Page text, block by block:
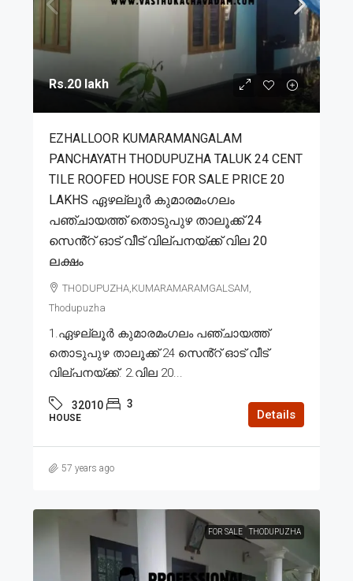
Rs.20 lakh
EZHALLOOR KUMARAMANGALAM
PANCHAYATH THODUPUZHA TALUK 24 CENT
TILE ROOFED HOUSE FOR SALE PRICE 20
LAKHS ഏഴല്ലൂർ കുമാരമംഗലം
പഞ്ചായത്ത് തൊടുപുഴ താലൂക്ക് 24
സെൻ്റ് ഓട് വീട് വില്പനയ്ക്ക് വില 20
ലക്ഷം
THODUPUZHA,KUMARAMARAMGALSAM,
Thodupuzha
1.ഏഴല്ലൂർ കുമാരമംഗലം പഞ്ചായത്ത്
തൊടുപുഴ താലൂക്ക് 24 സെൻ്റ് ഓട് വീട്
വില്പനയ്ക്ക്. 2.വില 20...
32010 3
HOUSE Details
57 years ago
FOR SALE THODUPUZHA